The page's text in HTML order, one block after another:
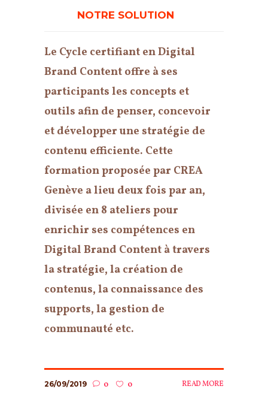
NOTRE SOLUTION
Le Cycle certifiant en Digital
Brand Content offre à ses
participants les concepts et
outils afin de penser, concevoir
et développer une stratégie de
contenu efficiente. Cette
formation proposée par CREA
Genève a lieu deux fois par an,
divisée en 8 ateliers pour
enrichir ses compétences en
Digital Brand Content à travers
la stratégie, la création de
contenus, la connaissance des
supports, la gestion de
communauté etc.
26/09/2019 0 0 READ MORE